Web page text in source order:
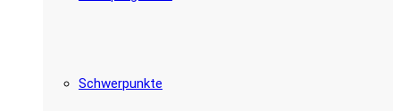
Schwerpunkte